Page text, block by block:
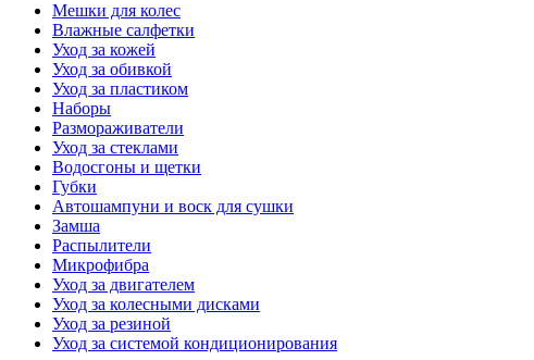
Мешки для колес
Влажные салфетки
Уход за кожей
Уход за обивкой
Уход за пластиком
Наборы
Размораживатели
Уход за стеклами
Водосгоны и щетки
Губки
Автошампуни и воск для сушки
Замша
Распылители
Микрофибра
Уход за двигателем
Уход за колесными дисками
Уход за резиной
Уход за системой кондиционирования